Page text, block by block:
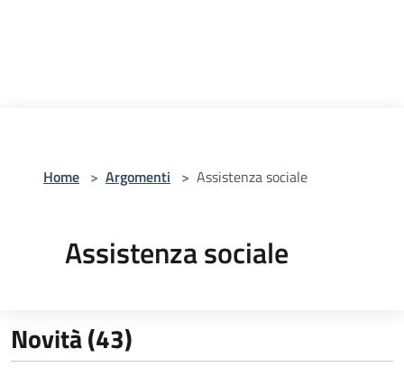
Home > Argomenti > Assistenza sociale
Assistenza sociale
Novità (43)